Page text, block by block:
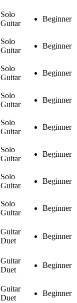
Solo
Guitar
Beginner
Solo
Guitar
Beginner
Solo
Guitar
Beginner
Solo
Guitar
Beginner
Solo
Guitar
Beginner
Solo
Guitar
Beginner
Solo
Guitar
Beginner
Solo
Guitar
Beginner
Guitar
Duet
Beginner
Guitar
Duet
Beginner
Guitar
Duet
Beginner